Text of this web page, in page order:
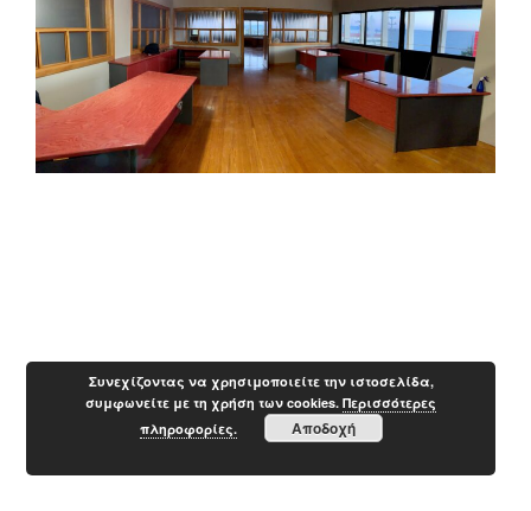
Συνεχίζοντας να χρησιμοποιείτε την ιστοσελίδα,
συμφωνείτε με τη χρήση των cookies.Περισσότερες
πληροφορίες.
Αποδοχή